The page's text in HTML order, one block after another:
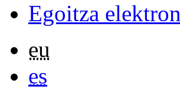
Egoitza
eu
es